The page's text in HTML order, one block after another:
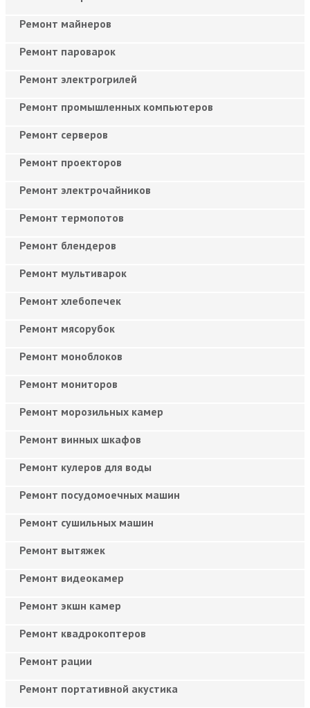
Ремонт майнеров
Ремонт пароварок
Ремонт электрогрилей
Ремонт промышленных компьютеров
Ремонт серверов
Ремонт проекторов
Ремонт электрочайников
Ремонт термопотов
Ремонт блендеров
Ремонт мультиварок
Ремонт хлебопечек
Ремонт мясорубок
Ремонт моноблоков
Ремонт мониторов
Ремонт морозильных камер
Ремонт винных шкафов
Ремонт кулеров для воды
Ремонт посудомоечных машин
Ремонт сушильных машин
Ремонт вытяжек
Ремонт видеокамер
Ремонт экшн камер
Ремонт квадрокоптеров
Ремонт рации
Ремонт портативной акустика